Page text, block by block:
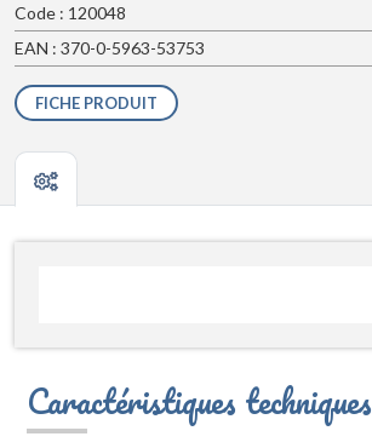
Code : 120048
EAN : 370-0-5963-53753
FICHE PRODUIT
Caractéristiques techniques